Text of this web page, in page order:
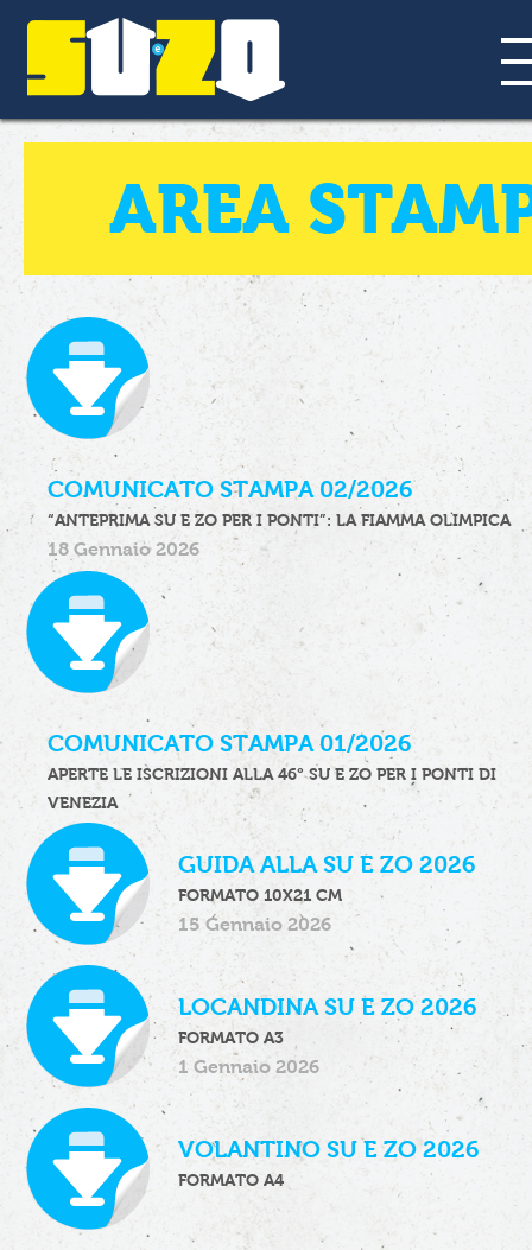
AREA
COMUNICATO STAMPA 02/2026
“ANTEPRIMA SU E ZO PER I PONTI”: LA FIAMMA OLIMPICA
18 Gennaio 2026
COMUNICATO STAMPA 01/2026
APERTE LE ISCRIZIONI ALLA 46° SU E ZO PER I PONTI DI
VENEZIA
GUIDA ALLA SU E ZO 2026
FORMATO 10X21 CM
15 Gennaio 2026
LOCANDINA SU E ZO 2026
FORMATO A3
1 Gennaio 2026
VOLANTINO SU E ZO 2026
FORMATO A4